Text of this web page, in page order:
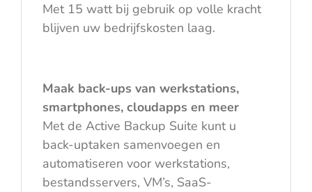
Met 15 watt bij gebruik op volle kracht
blijven uw bedrijfskosten laag.
Maak back-ups van werkstations,
smartphones, cloudapps en meer
Met de Active Backup Suite kunt u
back-uptaken samenvoegen en
automatiseren voor werkstations,
bestandsservers, VM’s, SaaS-